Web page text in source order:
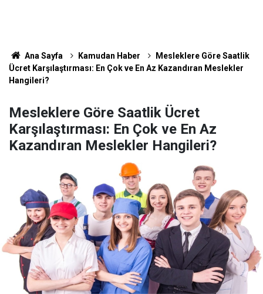
Ana Sayfa Kamudan Haber
Mesleklere Göre Saatlik
Ücret Karşılaştırması: En Çok ve En Az Kazandıran Meslekler
Hangileri?
Mesleklere Göre Saatlik Ücret
Karşılaştırması: En Çok ve En Az
Kazandıran Meslekler Hangileri?